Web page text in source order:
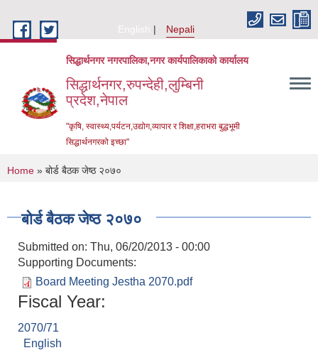
English
Nepali
सिद्धार्थनगर नगरपालिका,नगर कार्यपालिकाको कार्यालय
सिद्धार्थनगर,रुपन्देही,लुम्बिनी
प्रदेश,नेपाल
"कृषि, स्वास्थ्य,पर्यटन,उद्योग,व्यापार र शिक्षा,हराभरा बुद्धभूमी
सिद्धार्थनगरको इच्छा"
You are here
Home » बोर्ड बैठक जेष्ठ २०७०
बोर्ड बैठक जेष्ठ २०७०
Submitted on: Thu, 06/20/2013 - 00:00
Supporting Documents:
Board Meeting Jestha 2070.pdf
Fiscal Year:
2070/71
English